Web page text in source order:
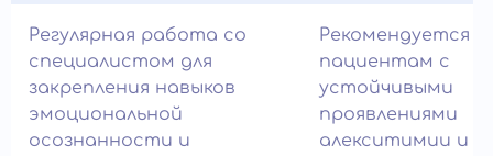
Регулярная работа со
специалистом для
закрепления навыков
эмоциональной
осознанности и
Рекомендуется
пациентам с
устойчивыми
проявлениями
алекситимии и